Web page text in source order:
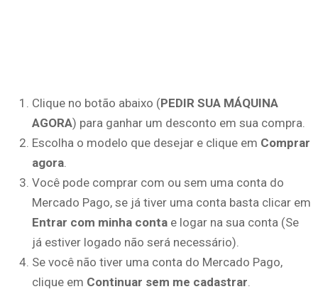
Clique no botão abaixo (PEDIR SUA MÁQUINA
AGORA) para ganhar um desconto em sua compra.
Escolha o modelo que desejar e clique em Comprar
agora.
Você pode comprar com ou sem uma conta do
Mercado Pago, se já tiver uma conta basta clicar em
Entrar com minha conta e logar na sua conta (Se
já estiver logado não será necessário).
Se você não tiver uma conta do Mercado Pago,
clique em Continuar sem me cadastrar.